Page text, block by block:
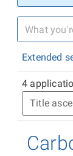
Extended
4